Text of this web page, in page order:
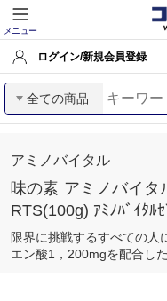
メニュー
ログイン/新規会員登録
全ての商品
アミノバイタル
味の素 アミノバイタ
RTS(100g) ｱﾐﾉﾊﾞｲﾀﾙ
限界に挑戦するすべての人
エン酸1，200mgを配合し